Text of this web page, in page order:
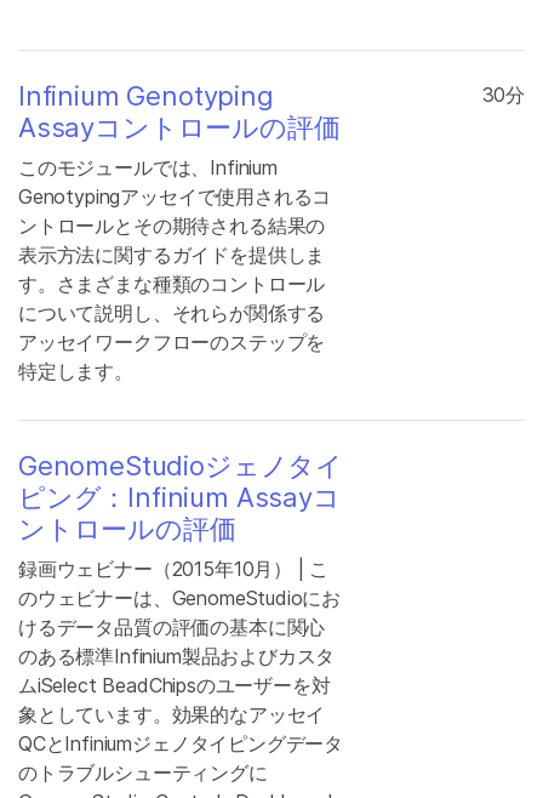
Infinium Genotyping
Assayコントロールの評価
このモジュールでは、Infinium
Genotypingアッセイで使用されるコ
ントロールとその期待される結果の
表示方法に関するガイドを提供しま
す。さまざまな種類のコントロール
について説明し、それらが関係する
アッセイワークフローのステップを
特定します。
30分
GenomeStudioジェノタイ
ピング：Infinium Assayコ
ントロールの評価
録画ウェビナー（2015年10月） | こ
のウェビナーは、GenomeStudioにお
けるデータ品質の評価の基本に関心
のある標準Infinium製品およびカスタ
ムiSelect BeadChipsのユーザーを対
象としています。効果的なアッセイ
QCとInfiniumジェノタイピングデータ
のトラブルシューティングに